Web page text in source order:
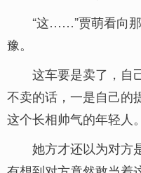
“这……”贾萌看向
豫。
这车要是卖了，自
不卖的话，一是自己的
这个长相帅气的年轻人。
她方才还以为对方